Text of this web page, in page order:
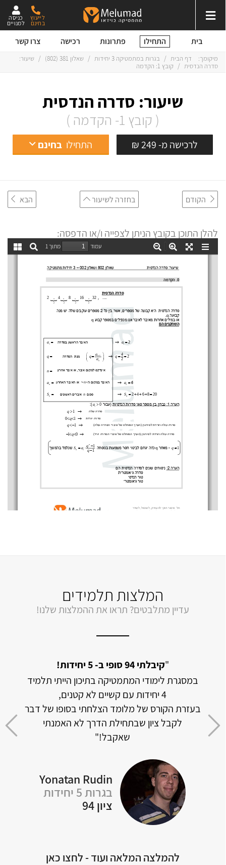
כניסה
למנויים
לייעוץ
בחינם
בית התחילו פתרונות רכישה צרו קשר
שיעור: סדרה הנדסית
( קובץ 1- הקדמה )
לרכישה מ- 249 ₪ התחילו בחינם
מיקומך: דף הבית / בגרות במתמטיקה 3 יחידות / שאלון 381 (802) / שיעור:
סדרה הנדסית / קובץ 1: הקדמה
הקודם בחזרה לשיעור הבא
להלן התוכן בקובץ הניתן לצפייה ו/או הדפסה:
המלצות תלמידים
עדיין מתלבטים? תראו את ההמלצות שלנו!
"קיבלתי 94 סופי ב- 5 יחידות!
במסגרת לימודי המתמטיקה בתיכון הייתי תלמיד
4 יחידות עם קשיים לא קטנים,
בעזרת הקורס של מלומד הצלחתי בסופו של דבר
לקבל ציון שבתחילת הדרך לא האמנתי
שאקבל!"
Yonatan Rudin
בגרות 5 יחידות
ציון 94
להמלצה המלאה ועוד - לחצו כאן